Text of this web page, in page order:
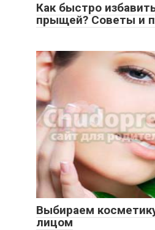
Как быстро
прыщей? Советы и
Выбираем
лицом